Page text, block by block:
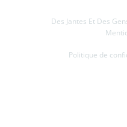
Des Jantes Et Des
Politique de